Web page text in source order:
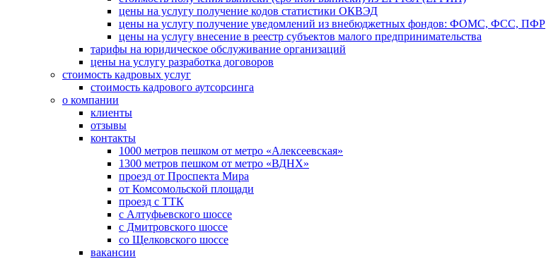
цены на услугу получение кодов статистики ОКВЭД
цены на услугу получение уведомлений из внебюджетных фондов: ФОМС, ФСС, ПФР
цены на услугу внесение в реестр субъектов малого предпринимательства
тарифы на юридическое обслуживание организаций
цены на услугу разработка договоров
стоимость кадровых услуг
стоимость кадрового аутсорсинга
о компании
клиенты
отзывы
контакты
1000 метров пешком от метро «Алексеевская»
1300 метров пешком от метро «ВДНХ»
проезд от Проспекта Мира
от Комсомольской площади
проезд с ТТК
с Алтуфьевского шоссе
с Дмитровского шоссе
со Щелковского шоссе
вакансии